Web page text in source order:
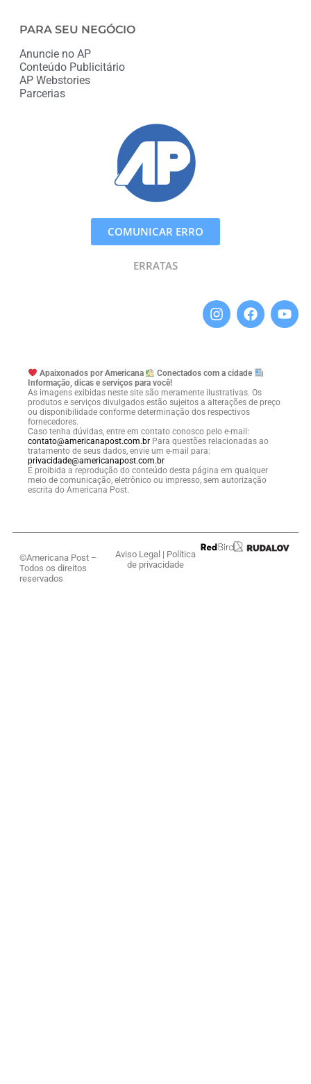
PARA SEU NEGÓCIO
Anuncie no AP
Conteúdo Publicitário
AP Webstories
Parcerias
COMUNICAR ERRO
ERRATAS
Apaixonados por Americana
Conectados com a cidade
Informação, dicas e serviços para você!
As imagens exibidas neste site são meramente ilustrativas. Os
produtos e serviços divulgados estão sujeitos a alterações de preço
ou disponibilidade conforme determinação dos respectivos
fornecedores.
Caso tenha dúvidas, entre em contato conosco pelo e-mail:
contato@americanapost.com.br Para questões relacionadas ao
tratamento de seus dados, envie um e-mail para:
privacidade@americanapost.com.br
É proibida a reprodução do conteúdo desta página em qualquer
meio de comunicação, eletrônico ou impresso, sem autorização
escrita do Americana Post.
©Americana Post –
Todos os direitos
reservados
Aviso Legal | Política
de privacidade